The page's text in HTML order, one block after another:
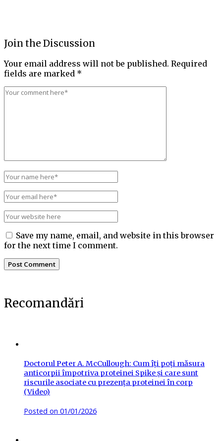
Join the Discussion
Your email address will not be published. Required
fields are marked *
Save my name, email, and website in this browser
for the next time I comment.
Recomandări
Doctorul Peter A. McCullough: Cum îți poți măsura
anticorpii împotriva proteinei Spike și care sunt
riscurile asociate cu prezența proteinei în corp
(Video)
Posted on 01/01/2026